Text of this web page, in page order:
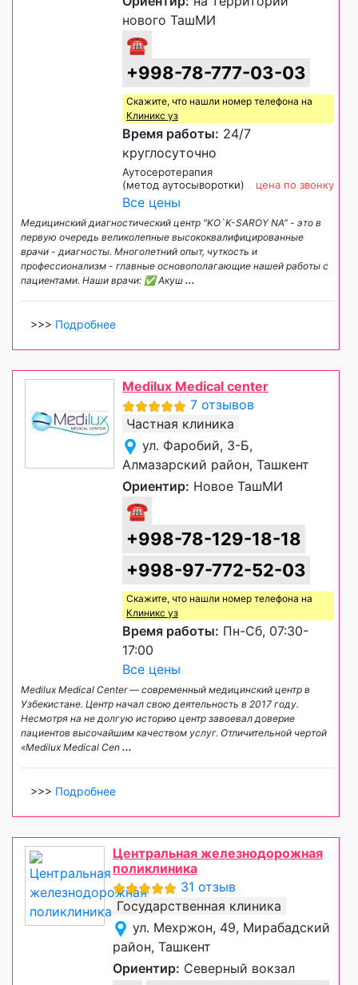
нового ТашМИ
☎
+998-78-777-03-03
Скажите, что нашли номер телефона на
Клиникс уз
Время работы: 24/7
круглосуточно
Аутосеротерапия
(метод аутосыворотки)
цена по звонку
Все цены
Медицинский диагностический центр "KO`K-SAROY NA" - это в
первую очередь великолепные высококвалифицированные
врачи - диагносты. Многолетний опыт, чуткость и
профессионализм - главные основополагающие нашей работы с
пациентами. Наши врачи: ✅ Акуш ...
>>> Подробнее
Medilux Medical center
7 отзывов
Частная клиника
ул. Фаробий, 3-Б,
Алмазарский район, Ташкент
Ориентир: Новое ТашМИ
☎
+998-78-129-18-18
+998-97-772-52-03
Скажите, что нашли номер телефона на
Клиникс уз
Время работы: Пн-Сб, 07:30-
17:00
Все цены
Medilux Medical Center — современный медицинский центр в
Узбекистане. Центр начал свою деятельность в 2017 году.
Несмотря на не долгую историю центр завоевал доверие
пациентов высочайшим качеством услуг. Отличительной чертой
«Medilux Medical Cen ...
>>> Подробнее
Центральная железнодорожная
поликлиника
31 отзыв
Государственная клиника
ул. Мехржон, 49, Мирабадский
район, Ташкент
Ориентир: Северный вокзал